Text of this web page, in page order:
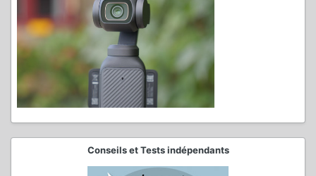
Conseils et Tests indépendants